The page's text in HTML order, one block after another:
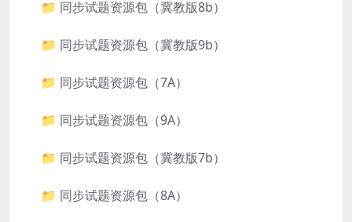
📁 同步试题资源包（冀教版8b）
📁 同步试题资源包（冀教版9b）
📁 同步试题资源包（7A）
📁 同步试题资源包（9A）
📁 同步试题资源包（冀教版7b）
📁 同步试题资源包（8A）